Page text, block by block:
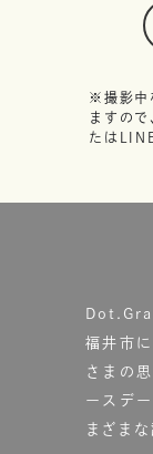
※撮影中
ますの
たは
福井市
さまの
ースデ
まざま